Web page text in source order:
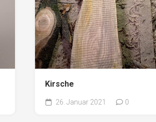
Kirsche
26. Januar 2021 0